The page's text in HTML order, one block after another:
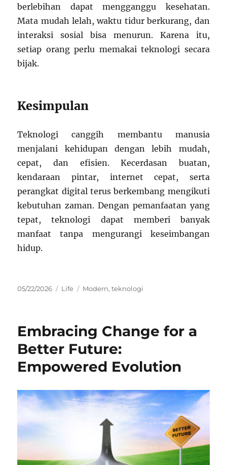
berlebihan dapat mengganggu kesehatan.
Mata mudah lelah, waktu tidur berkurang, dan
interaksi sosial bisa menurun. Karena itu,
setiap orang perlu memakai teknologi secara
bijak.
Kesimpulan
Teknologi canggih membantu manusia
menjalani kehidupan dengan lebih mudah,
cepat, dan efisien. Kecerdasan buatan,
kendaraan pintar, internet cepat, serta
perangkat digital terus berkembang mengikuti
kebutuhan zaman. Dengan pemanfaatan yang
tepat, teknologi dapat memberi banyak
manfaat tanpa mengurangi keseimbangan
hidup.
Posted
05/22/2026 Categories
Life Tags
Modern,teknologi
Embracing Change for a
Better Future:
Empowered Evolution